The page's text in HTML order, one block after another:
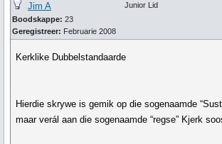
Jim A
Boodskappe: 23
Geregistreer: Februarie 2008
Junior Lid
Kerklike Dubbelstandaarde
Hierdie skrywe is gemik op die sogenaamde
maar verál aan die sogenaamde “regse” Kjerk